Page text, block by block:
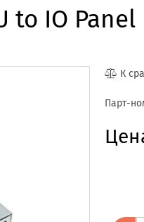
to IO Panel
К
Парт-